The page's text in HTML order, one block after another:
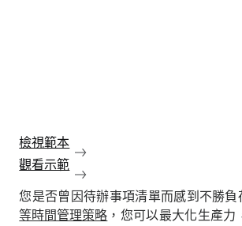
檢視範本
觀看示範
您是否曾因待辦事項清單而感到不勝
等時間管理策略 ，您可以最大化生產力